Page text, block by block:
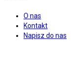
O nas
Kontakt
Napisz do nas